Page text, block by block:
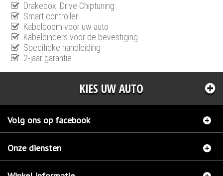
Drakebox iDrive Chiptuning
Smart controller
Kabelboom voor uw auto
Kabelbinders voor de bevestiging
Specifieke handleiding
2-jaar garantie
KIES UW AUTO
Volg ons op facebook
Onze diensten